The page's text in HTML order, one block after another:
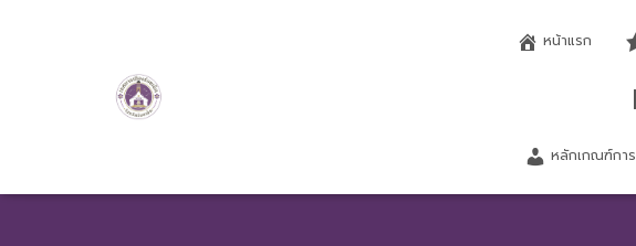
หน้าแรก
หลักเกณฑ์กา